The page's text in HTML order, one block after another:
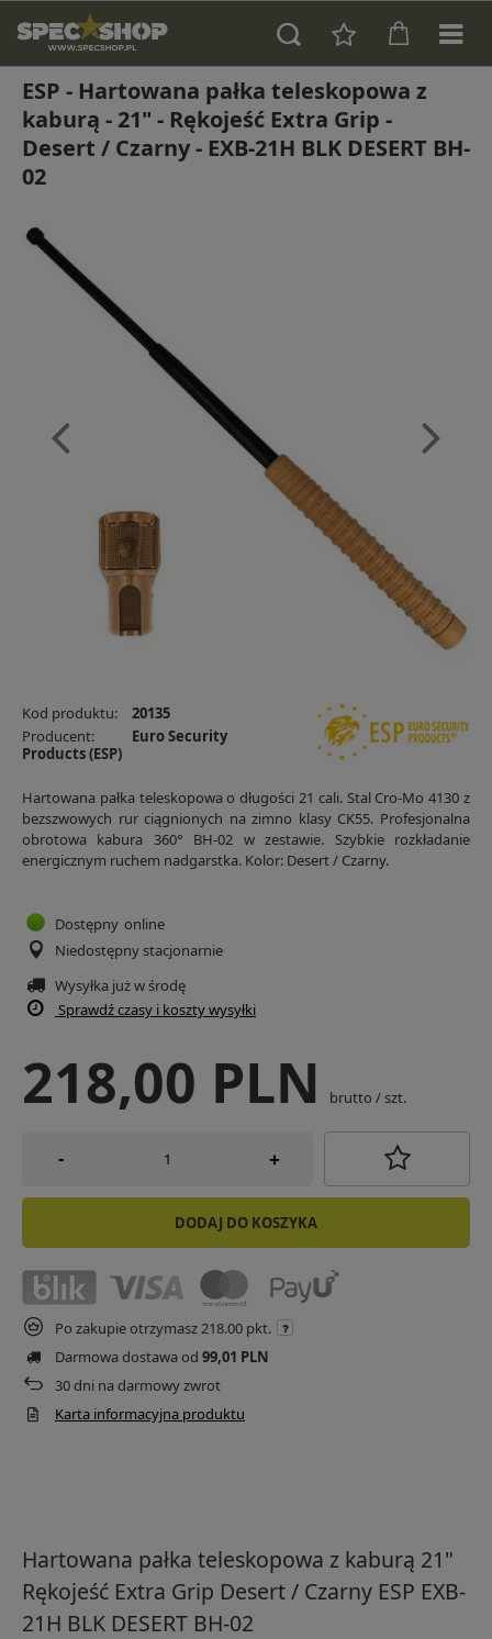
ESP - Hartowana pałka teleskopowa z
kaburą - 21" - Rękojeść Extra Grip -
Desert / Czarny - EXB-21H BLK DESERT BH-
02
Kod produktu:
20135
Producent:
Euro Security
Products (ESP)
Hartowana pałka teleskopowa o długości 21 cali. Stal Cro-Mo 4130 z
bezszwowych rur ciągnionych na zimno klasy CK55. Profesjonalna
obrotowa kabura 360° BH-02 w zestawie. Szybkie rozkładanie
energicznym ruchem nadgarstka. Kolor: Desert / Czarny.
Dostępny online
Niedostępny stacjonarnie
Wysyłka jużw środę
Sprawdź czasy i koszty wysyłki
218,00 PLN brutto /szt.
- +
DODAJ DO KOSZYKA
Po zakupie otrzymasz 218.00 pkt.
Darmowa dostawa od 99,01 PLN
30dni na darmowy zwrot
Karta informacyjna produktu
Hartowana pałka teleskopowa z kaburą 21"
Rękojeść Extra Grip Desert / Czarny ESP EXB-
21H BLK DESERT BH-02